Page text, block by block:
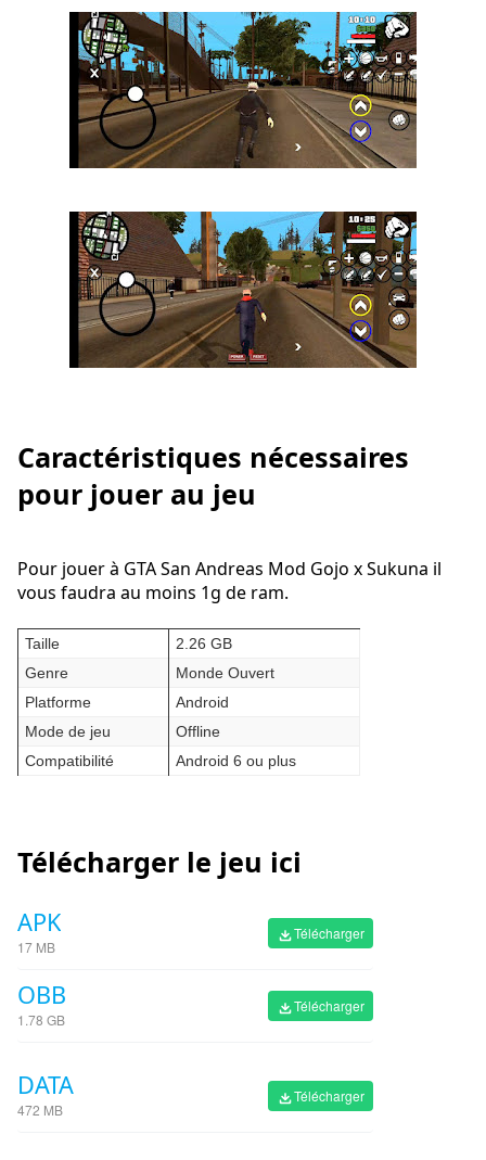
Caractéristiques nécessaires
pour jouer au jeu
Pour jouer à GTA San Andreas Mod Gojo x Sukuna il
vous faudra au moins 1g de ram.
Taille
2.26 GB
Genre
Monde Ouvert
Platforme
Android
Mode de jeu
Offline
Compatibilité
Android 6 ou plus
Télécharger le jeu ici
APK
17 MB
Télécharger
OBB
1.78 GB
Télécharger
DATA
472 MB
Télécharger